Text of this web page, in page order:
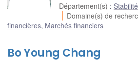
Département(s) :
Domaine(s) de
financières, Marchés financiers
Bo Young Chang